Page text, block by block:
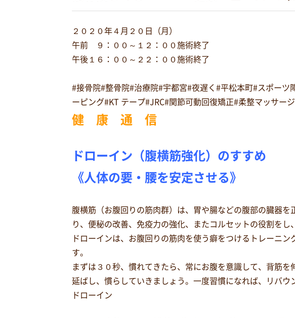
２０２０年４月２０日（月）
午前 ９：００～１２：００施術終了
午後１６：００～２２：００施術終了
#接骨院#整骨院#治療院#宇都宮#夜遅く#平松本町#スポー
ーピング#KT テープ#JRC#関節可動回復矯正#柔整マッサー
健 康 通 信
ドローイン（腹横筋強化）のすすめ
《人体の要・腰を安定させる》
腹横筋（お腹回りの筋肉群）は、胃や腸などの腹部の臓器
り、便秘の改善、免疫力の強化、またコルセットの役割をし
ドローインは、お腹回りの筋肉を使う癖をつけるトレーニ
す。
まずは３０秒、慣れてきたら、常にお腹を意識して、背筋
延ばし、慣らしていきましょう。一度習慣になれば、リバウ
ドローイン